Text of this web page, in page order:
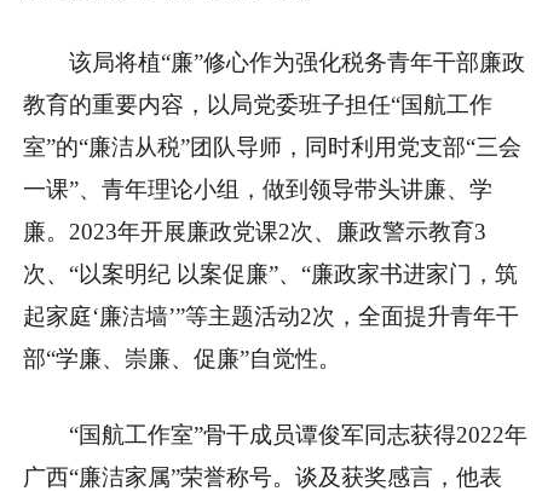
该局将植“廉”修心作为强化税务青年干部廉政
教育的重要内容，以局党委班子担任“国航工作
室”的“廉洁从税”团队导师，同时利用党支部“三会
一课”、青年理论小组，做到领导带头讲廉、学
廉。2023年开展廉政党课2次、廉政警示教育3
次、“以案明纪 以案促廉”、“廉政家书进家门，筑
起家庭‘廉洁墙’”等主题活动2次，全面提升青年干
部“学廉、崇廉、促廉”自觉性。
“国航工作室”骨干成员谭俊军同志获得2022年
广西“廉洁家属”荣誉称号。谈及获奖感言，他表